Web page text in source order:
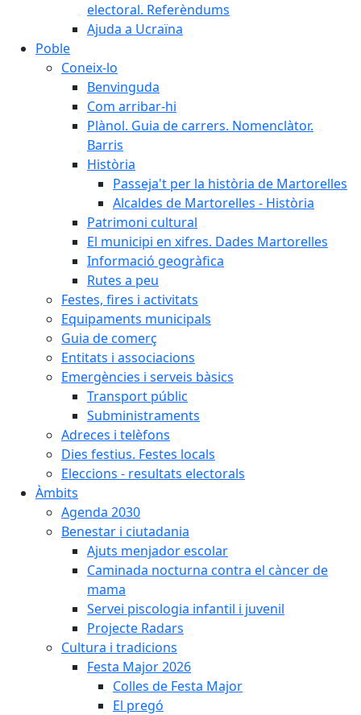
electoral. Referèndums
Ajuda a Ucraïna
Poble
Coneix-lo
Benvinguda
Com arribar-hi
Plànol. Guia de carrers. Nomenclàtor.
Barris
Història
Passeja't per la història de Martorelles
Alcaldes de Martorelles - Història
Patrimoni cultural
El municipi en xifres. Dades Martorelles
Informació geogràfica
Rutes a peu
Festes, fires i activitats
Equipaments municipals
Guia de comerç
Entitats i associacions
Emergències i serveis bàsics
Transport públic
Subministraments
Adreces i telèfons
Dies festius. Festes locals
Eleccions - resultats electorals
Àmbits
Agenda 2030
Benestar i ciutadania
Ajuts menjador escolar
Caminada nocturna contra el càncer de
mama
Servei piscologia infantil i juvenil
Projecte Radars
Cultura i tradicions
Festa Major 2026
Colles de Festa Major
El pregó